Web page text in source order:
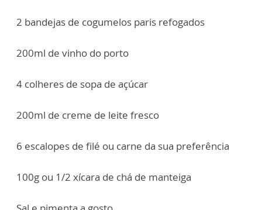
2 bandejas de cogumelos paris refogados
200ml de vinho do porto
4 colheres de sopa de açúcar
200ml de creme de leite fresco
6 escalopes de filé ou carne da sua preferência
100g ou 1/2 xícara de chá de manteiga